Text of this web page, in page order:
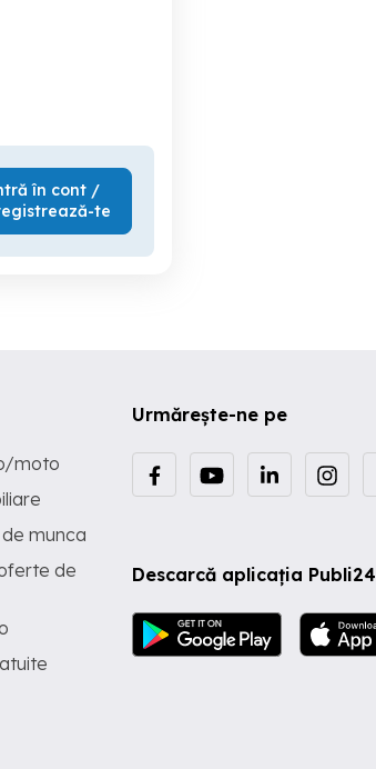
în cont /
te
Urmărește-ne pe
Descarcă aplicația Publi24
moto
munca
de